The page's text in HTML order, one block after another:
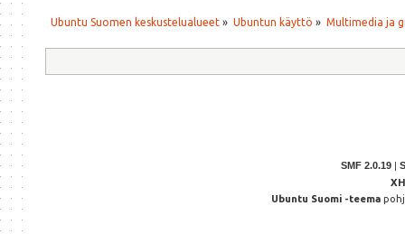
Ubuntu Suomen keskustelualueet » Ubuntun käyttö » Multimedia ja
SMF 2.0.19 |
Ubuntu Suomi -teema